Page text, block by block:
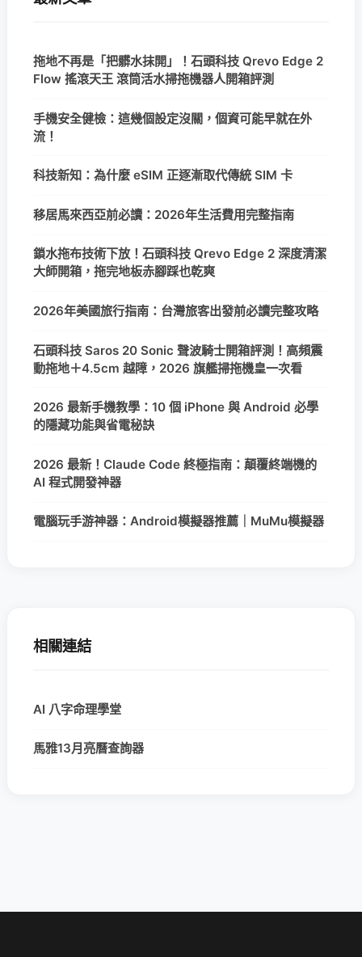
拖地不再是「把髒水抹開」！石頭科技 Qrevo Edge 2
Flow 搖滾天王 滾筒活水掃拖機器人開箱評測
手機安全健檢：這幾個設定沒關，個資可能早就在外
流！
科技新知：為什麼 eSIM 正逐漸取代傳統 SIM 卡
移居馬來西亞前必讀：2026年生活費用完整指南
鎖水拖布技術下放！石頭科技 Qrevo Edge 2 深度清潔
大師開箱，拖完地板赤腳踩也乾爽
2026年美國旅行指南：台灣旅客出發前必讀完整攻略
石頭科技 Saros 20 Sonic 聲波騎士開箱評測！高頻震
動拖地＋4.5cm 越障，2026 旗艦掃拖機皇一次看
2026 最新手機教學：10 個 iPhone 與 Android 必學
的隱藏功能與省電秘訣
2026 最新！Claude Code 終極指南：顛覆終端機的
AI 程式開發神器
電腦玩手游神器：Android模擬器推薦｜MuMu模擬器
相關連結
AI 八字命理學堂
馬雅13月亮曆查詢器